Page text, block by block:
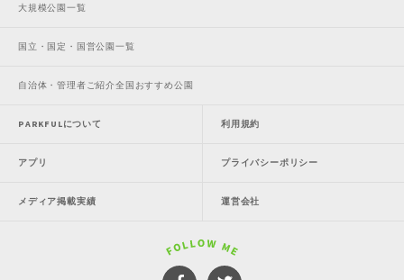
大規模公園一覧
国立・国定・国営公園一覧
自治体・管理者ご紹介全国おすすめ公園
PARKFULについて
アプリ
メディア掲載実績
利用規約
プライバシーポリシー
運営会社